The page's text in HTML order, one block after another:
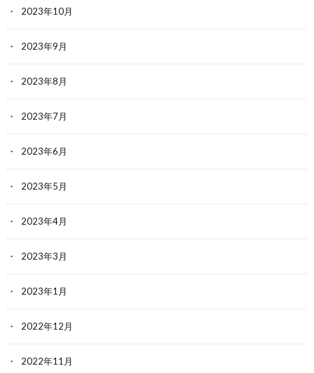
2023年10月
2023年9月
2023年8月
2023年7月
2023年6月
2023年5月
2023年4月
2023年3月
2023年1月
2022年12月
2022年11月